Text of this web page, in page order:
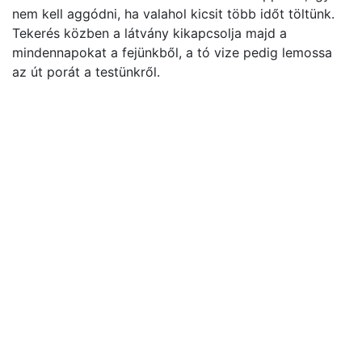
nem kell aggódni, ha valahol kicsit több időt töltünk.
Tekerés közben a látvány kikapcsolja majd a
mindennapokat a fejünkből, a tó vize pedig lemossa
az út porát a testünkről.